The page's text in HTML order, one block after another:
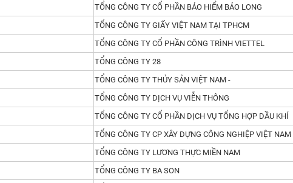
TỔNG CÔNG TY CỔ PHẦN BẢO HIỂM BẢO LONG
TỔNG CÔNG TY GIẤY VIỆT NAM TẠI TPHCM
TỔNG CÔNG TY CỔ PHẦN CÔNG TRÌNH VIETTEL
TỔNG CÔNG TY 28
TỔNG CÔNG TY THỦY SẢN VIỆT NAM -
TỔNG CÔNG TY DỊCH VỤ VIỄN THÔNG
TỔNG CÔNG TY CỔ PHẦN DỊCH VỤ TỔNG HỢP DẦU KHÍ
TỔNG CÔNG TY CP XÂY DỰNG CÔNG NGHIỆP VIỆT NAM
TỔNG CÔNG TY LƯƠNG THỰC MIỀN NAM
TỔNG CÔNG TY BA SON